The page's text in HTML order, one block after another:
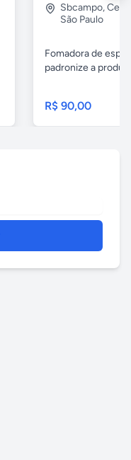
Sbcampo,
São Paulo
Fomadora de
padronize a
R$ 90,00